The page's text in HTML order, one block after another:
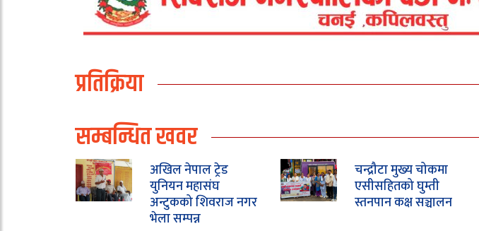
प्रतिक्रिया
सम्बन्धित खवर
अखिल नेपाल ट्रेड
युनियन महासंघ
अन्टुकको शिवराज नगर
भेला सम्पन्न
चन्द्रौटा मुख्य चोकमा
एसीसहितको घुम्ती
स्तनपान कक्ष सञ्चालन